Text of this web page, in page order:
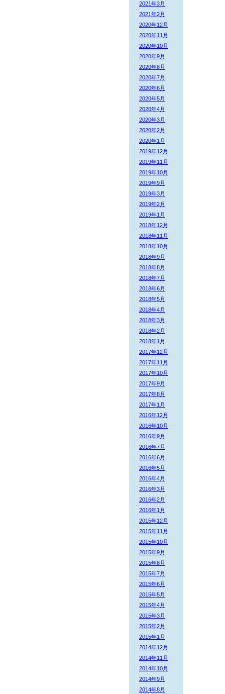
2021年3月
2021年2月
2020年12月
2020年11月
2020年10月
2020年9月
2020年8月
2020年7月
2020年6月
2020年5月
2020年4月
2020年3月
2020年2月
2020年1月
2019年12月
2019年11月
2019年10月
2019年9月
2019年3月
2019年2月
2019年1月
2018年12月
2018年11月
2018年10月
2018年9月
2018年8月
2018年7月
2018年6月
2018年5月
2018年4月
2018年3月
2018年2月
2018年1月
2017年12月
2017年11月
2017年10月
2017年9月
2017年8月
2017年1月
2016年12月
2016年10月
2016年9月
2016年7月
2016年6月
2016年5月
2016年4月
2016年3月
2016年2月
2016年1月
2015年12月
2015年11月
2015年10月
2015年9月
2015年8月
2015年7月
2015年6月
2015年5月
2015年4月
2015年3月
2015年2月
2015年1月
2014年12月
2014年11月
2014年10月
2014年9月
2014年8月